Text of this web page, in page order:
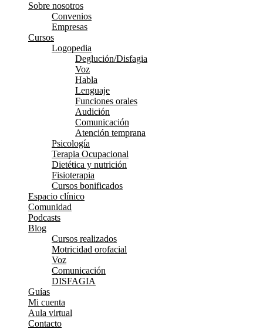
Sobre nosotros
Convenios
Empresas
Cursos
Logopedia
Deglución/Disfagia
Voz
Habla
Lenguaje
Funciones orales
Audición
Comunicación
Atención temprana
Psicología
Terapia Ocupacional
Dietética y nutrición
Fisioterapia
Cursos bonificados
Espacio clínico
Comunidad
Podcasts
Blog
Cursos realizados
Motricidad orofacial
Voz
Comunicación
DISFAGIA
Guías
Mi cuenta
Aula virtual
Contacto